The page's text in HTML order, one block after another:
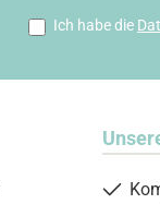
Ich habe die